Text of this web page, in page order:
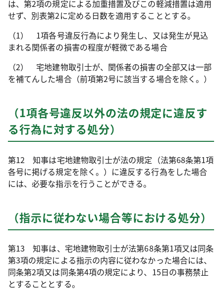
は、第2項の規定による加重措置及びこの軽減措置は適用
せず、別表第2に定める日数を適用することとする。
（1） 1項各号違反行為により発生し、又は発生が見込
まれる関係者の損害の程度が軽微である場合
（2） 宅地建物取引士が、関係者の損害の全部又は一部
を補てんした場合（前項第2号に該当する場合を除く。）
（1項各号違反以外の法の規定に違反す
る行為に対する処分）
第12 知事は宅地建物取引士が法の規定（法第68条第1項
各号に掲げる規定を除く。）に違反する行為をした場合
には、必要な指示を行うことができる。
（指示に従わない場合等における処分）
第13 知事は、宅地建物取引士が法第68条第1項又は同条
第3項の規定による指示の内容に従わなかった場合には、
同条第2項又は同条第4項の規定により、15日の事務禁止
とすることとする。